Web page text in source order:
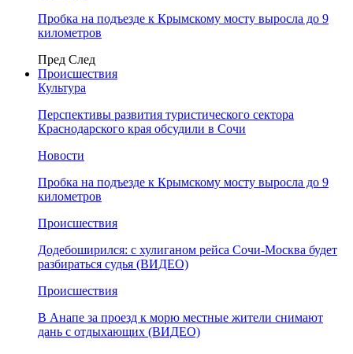
Пробка на подъезде к Крымскому мосту выросла до 9
километров
Пред След
Происшествия
Культура
Перспективы развития туристического сектора
Краснодарского края обсудили в Сочи
Новости
Пробка на подъезде к Крымскому мосту выросла до 9
километров
Происшествия
Додебоширился: с хулиганом рейса Сочи-Москва будет
разбираться судья (ВИДЕО)
Происшествия
В Анапе за проезд к морю местные жители снимают
дань с отдыхающих (ВИДЕО)